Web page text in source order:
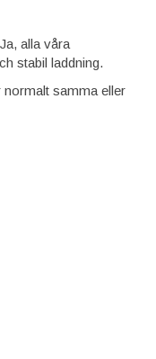
Ja, alla våra
stabil laddning.
normalt samma eller